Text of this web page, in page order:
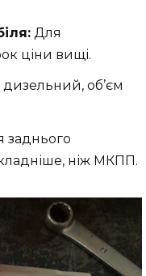
Для
ціни вищі.
об’єм
заднього
ніж МКПП.